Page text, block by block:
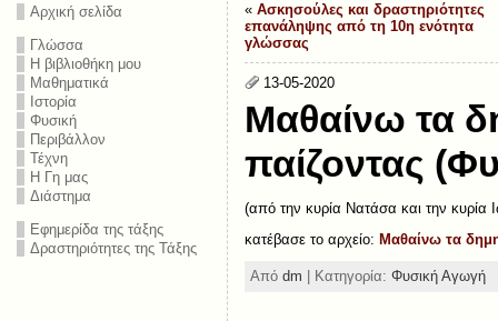
Αρχική σελίδα
Γλώσσα
Η βιβλιοθήκη μου
Μαθηματικά
Ιστορία
Φυσική
Περιβάλλον
Τέχνη
Η Γη μας
Διάστημα
Εφημερίδα της τάξης
Δραστηριότητες της Τάξης
« Ασκησούλες και δραστηριότητες
επανάληψης από τη 10η ενότητα
γλώσσας
13-05-2020
Μαθαίνω τα
παίζοντας
(από την κυρία Νατάσα και την κυρία
κατέβασε το αρχείο: Μαθαίνω τα
Από dm | Κατηγορία: Φυσική Αγωγή